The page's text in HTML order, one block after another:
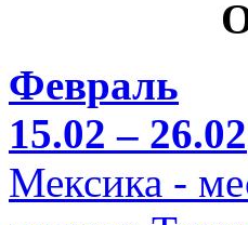
Февраль
15.02 – 26.02
Мексика -